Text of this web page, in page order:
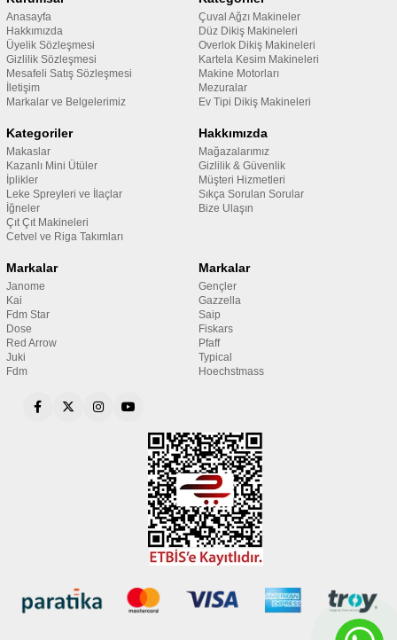
Anasayfa
Hakkımızda
Üyelik Sözleşmesi
Gizlilik Sözleşmesi
Mesafeli Satış Sözleşmesi
İletişim
Markalar ve Belgelerimiz
Çuval Ağzı Makineler
Düz Dikiş Makineleri
Overlok Dikiş Makineleri
Kartela Kesim Makineleri
Makine Motorları
Mezuralar
Ev Tipi Dikiş Makineleri
Kategoriler
Makaslar
Kazanlı Mini Ütüler
İplikler
Leke Spreyleri ve İlaçlar
İğneler
Çıt Çıt Makineleri
Cetvel ve Riga Takımları
Hakkımızda
Mağazalarımız
Gizlilik & Güvenlik
Müşteri Hizmetleri
Sıkça Sorulan Sorular
Bize Ulaşın
Markalar
Janome
Kai
Fdm Star
Dose
Red Arrow
Juki
Fdm
Markalar
Gençler
Gazzella
Saip
Fiskars
Pfaff
Typical
Hoechstmass